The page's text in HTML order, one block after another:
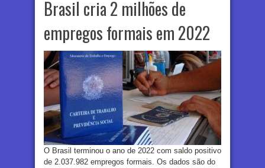
Brasil cria 2 milhões de
empregos formais em 2022
O Brasil terminou o ano de 2022 com saldo positivo
de 2.037.982 empregos formais. Os dados são do